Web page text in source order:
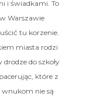
i świadkami. To
Warszawie
tu korzenie.
miasta rodzi
do szkoły
które z
nie są